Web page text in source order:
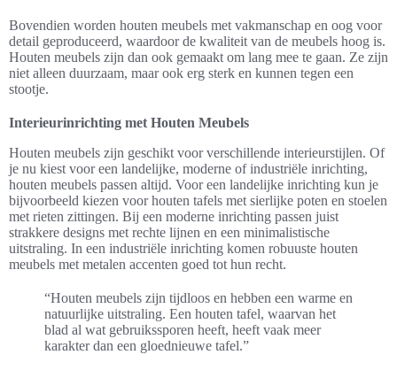
Bovendien worden houten meubels met vakmanschap en oog voor
detail geproduceerd, waardoor de kwaliteit van de meubels hoog is.
Houten meubels zijn dan ook gemaakt om lang mee te gaan. Ze zijn
niet alleen duurzaam, maar ook erg sterk en kunnen tegen een
stootje.
Interieurinrichting met Houten Meubels
Houten meubels zijn geschikt voor verschillende interieurstijlen. Of
je nu kiest voor een landelijke, moderne of industriële inrichting,
houten meubels passen altijd. Voor een landelijke inrichting kun je
bijvoorbeeld kiezen voor houten tafels met sierlijke poten en stoelen
met rieten zittingen. Bij een moderne inrichting passen juist
strakkere designs met rechte lijnen en een minimalistische
uitstraling. In een industriële inrichting komen robuuste houten
meubels met metalen accenten goed tot hun recht.
“Houten meubels zijn tijdloos en hebben een warme en
natuurlijke uitstraling. Een houten tafel, waarvan het
blad al wat gebruikssporen heeft, heeft vaak meer
karakter dan een gloednieuwe tafel.”